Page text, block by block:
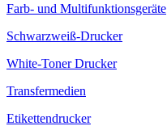
Farb- und Multifunktionsgeräte
Schwarzweiß-Drucker
White-Toner Drucker
Transfermedien
Etikettendrucker